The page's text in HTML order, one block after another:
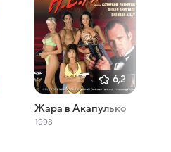
6,2
Жара в Акапулько
1998